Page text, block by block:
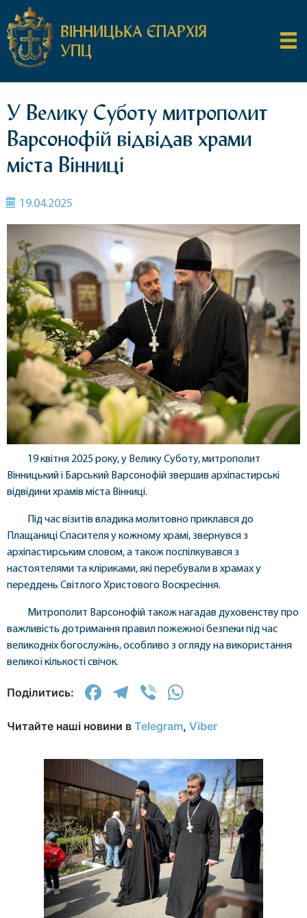
ВІННИЦЬКА ЄПАРХІЯ
УПЦ
У Велику Суботу митрополит
Варсонофій відвідав храми
міста Вінниці
19.04.2025
19 квітня 2025 року, у Велику Суботу, митрополит
Вінницький і Барський Варсонофій звершив архіпастирські
відвідини храмів міста Вінниці.
Під час візитів владика молитовно приклався до
Плащаниці Спасителя у кожному храмі, звернувся з
архіпастирським словом, а також поспілкувався з
настоятелями та кліриками, які перебували в храмах у
переддень Світлого Христового Воскресіння.
Митрополит Варсонофій також нагадав духовенству про
важливість дотримання правил пожежної безпеки під час
великодніх богослужінь, особливо з огляду на використання
великої кількості свічок.
Поділитись: Facebook
Telegram
Viber
Читайте наші новини в Telegram, Viber